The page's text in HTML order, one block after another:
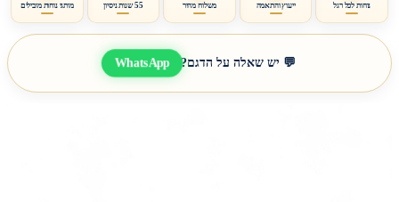
נוחות לכל רגל ייעוץ והתאמה משלוח מהיר 55 שנות ניסיון מותגי נוחות מובילים
💬 יש שאלה על הדגם? WhatsApp